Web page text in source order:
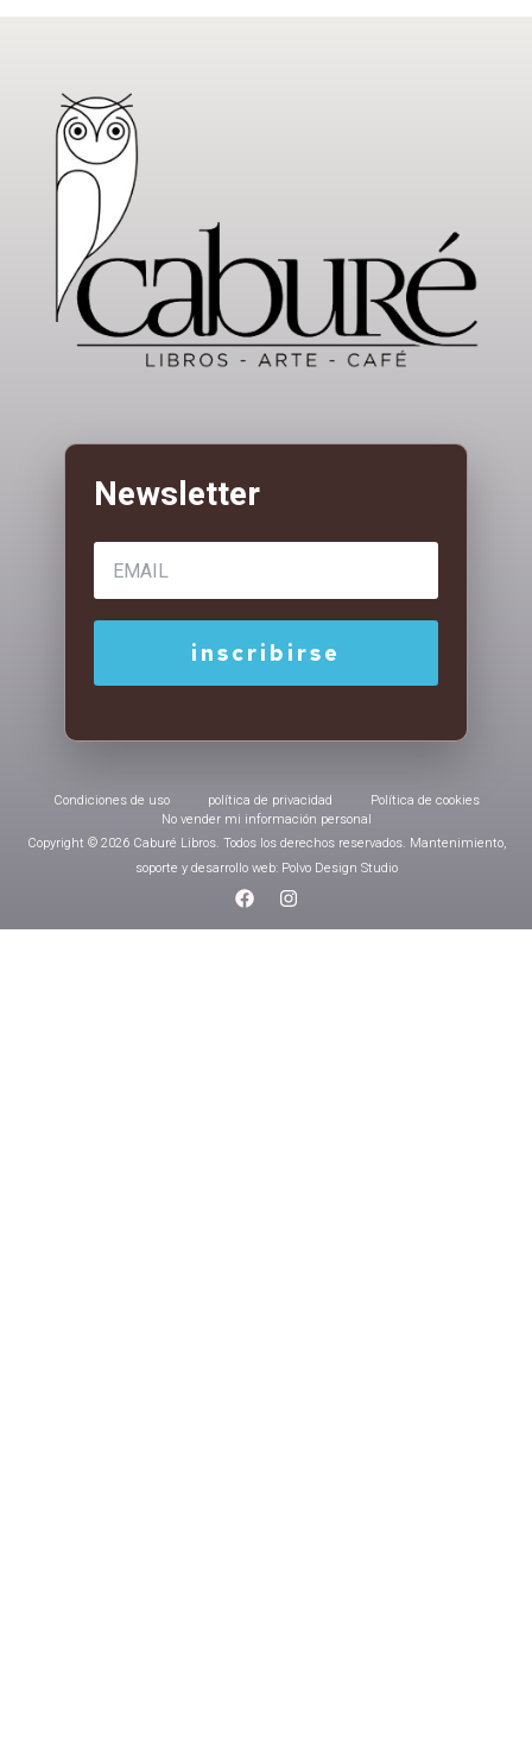
Condiciones de uso política de privacidad
Política de cookies
No vender mi información personal
Copyright © 2026 Caburé Libros. Todos los derechos reservados. Mantenimiento,
soporte y desarrollo web: Polvo Design Studio